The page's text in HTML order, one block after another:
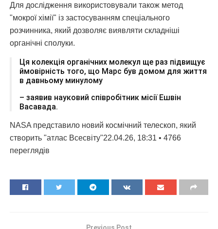
Для дослідження використовували також метод
"мокрої хімії" із застосуванням спеціального
розчинника, який дозволяє виявляти складніші
органічні сполуки.
Ця колекція органічних молекул ще раз підвищує
ймовірність того, що Марс був домом для життя
в давньому минулому
– заявив науковий співробітник місії Ешвін
Васавада.
NASA представило новий космічний телескоп, який
створить "атлас Всесвіту"22.04.26, 18:31 • 4766
переглядiв